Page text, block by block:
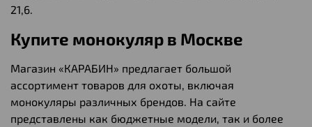
21,6.
Купите монокуляр в Москве
Магазин «КАРАБИН» предлагает большой
ассортимент товаров для охоты, включая
монокуляры различных брендов. На сайте
представлены как бюджетные модели, так и более